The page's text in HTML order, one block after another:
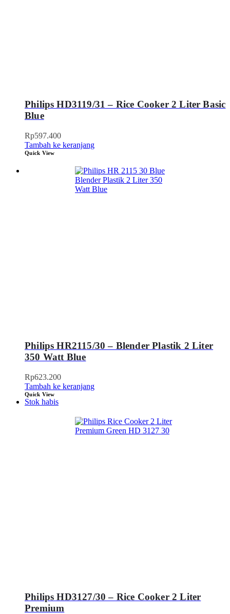
Philips HD3119/31 – Rice Cooker 2 Liter Basic
Blue
Rp597.400
Tambah ke keranjang
Quick View
Philips HR2115/30 – Blender Plastik 2 Liter
350 Watt Blue
Rp623.200
Tambah ke keranjang
Quick View
Stok habis
Philips HD3127/30 – Rice Cooker 2 Liter
Premium